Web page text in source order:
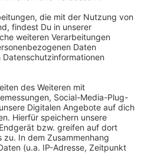
Consent
Platform
diesmal aus dem
sich mit Louis III
ist "Samba".